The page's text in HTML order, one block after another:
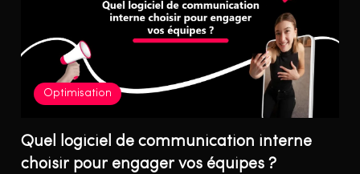
Optimisation
Quel logiciel de communication interne
choisir pour engager vos équipes ?